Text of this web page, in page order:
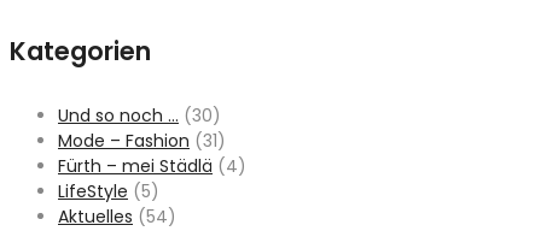
Kategorien
Und so noch … (30)
Mode – Fashion (31)
Fürth – mei Städlä (4)
LifeStyle (5)
Aktuelles (54)